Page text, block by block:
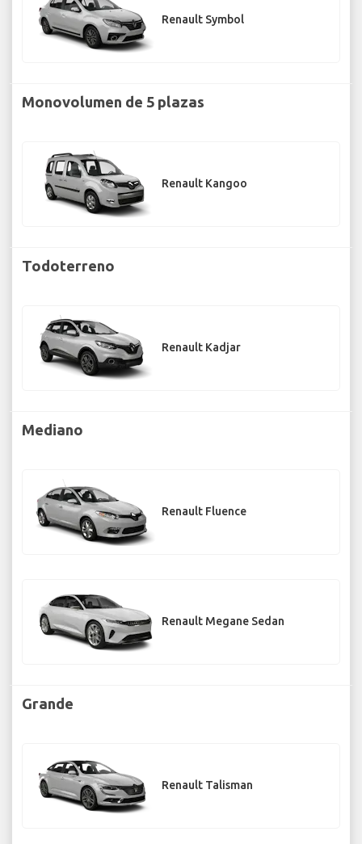
Renault Symbol
Monovolumen de 5 plazas
Renault Kangoo
Todoterreno
Renault Kadjar
Mediano
Renault Fluence
Renault Megane Sedan
Grande
Renault Talisman